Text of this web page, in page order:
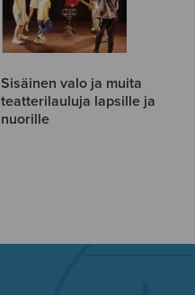
Sisäinen valo ja muita
teatterilauluja lapsille ja
nuorille